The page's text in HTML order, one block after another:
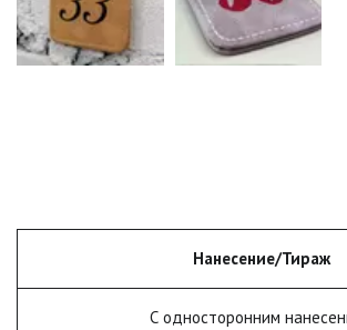
Нанесение/Тираж
С односторонним